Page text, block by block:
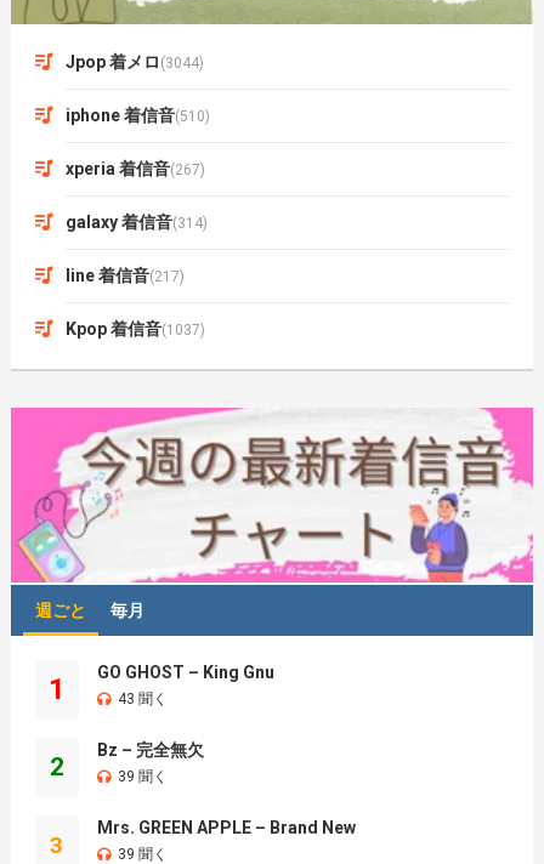
Jpop 着メロ (3044)
iphone 着信音(510)
xperia 着信音(267)
galaxy 着信音(314)
line 着信音(217)
Kpop 着信音(1037)
週ごと 毎月
1
GO GHOST – King Gnu
43 聞く
2
Bz – 完全無欠
39 聞く
3
Mrs. GREEN APPLE – Brand New
39 聞く